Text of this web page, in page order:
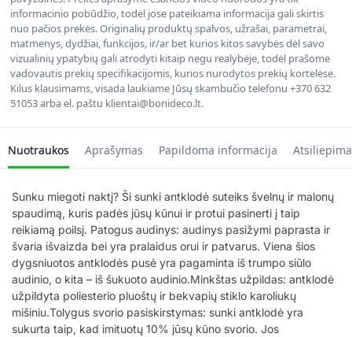
informacinio pobūdžio, todėl jose pateikiama informacija gali skirtis
nuo pačios prekės. Originalių produktų spalvos, užrašai, parametrai,
matmenys, dydžiai, funkcijos, ir/ar bet kurios kitos savybės dėl savo
vizualinių ypatybių gali atrodyti kitaip negu realybėje, todėl prašome
vadovautis prekių specifikacijomis, kurios nurodytos prekių kortelėse.
Kilus klausimams, visada laukiame Jūsų skambučio telefonu +370 632
51053 arba el. paštu klientai@bonideco.lt.
Nuotraukos Aprašymas Papildoma informacija
Sunku miegoti naktį? Ši sunki antklodė suteiks švelnų ir malonų
spaudimą, kuris padės jūsų kūnui ir protui pasinerti į taip
reikiamą poilsį. Patogus audinys: audinys pasižymi paprasta ir
švaria išvaizda bei yra pralaidus orui ir patvarus. Viena šios
dygsniuotos antklodės pusė yra pagaminta iš trumpo siūlo
audinio, o kita – iš šukuoto audinio.Minkštas užpildas: antklodė
užpildyta poliesterio pluoštų ir bekvapių stiklo karoliukų
mišiniu.Tolygus svorio pasiskirstymas: sunki antklodė yra
sukurta taip, kad imituotų 10% jūsų kūno svorio. Jos